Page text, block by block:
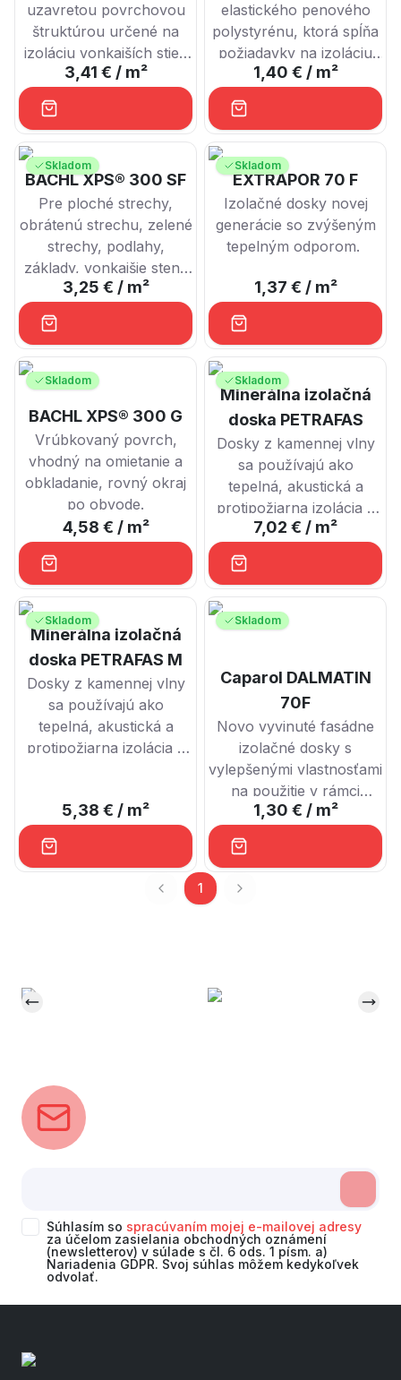
uzavretou povrchovou
štruktúrou určené na
izoláciu vonkajších stien
v priamom kontakte so
3,41 € / m²
elastického penového
polystyrénu, ktorá spĺňa
požiadavky na izoláciu
stavebného hluku a
1,40 € / m²
Skladom
BACHL XPS® 300 SF
Pre ploché strechy,
obrátenú strechu, zelené
strechy, podlahy,
základy, vonkajšie steny
v kontakte so zeminou.
3,25 € / m²
Skladom
EXTRAPOR 70 F
Izolačné dosky novej
generácie so zvýšeným
tepelným odporom.
1,37 € / m²
Skladom
BACHL XPS® 300 G
Vrúbkovaný povrch,
vhodný na omietanie a
obkladanie, rovný okraj
po obvode.
4,58 € / m²
Skladom
Minerálna izolačná
doska PETRAFAS
Dosky z kamennej vlny
sa používajú ako
tepelná, akustická a
protipožiarna izolácia v
exteriéri a interiéri budov.
7,02 € / m²
Skladom
Minerálna izolačná
doska PETRAFAS M
Dosky z kamennej vlny
sa používajú ako
tepelná, akustická a
protipožiarna izolácia v
5,38 € / m²
Skladom
Caparol DALMATIN
70F
Novo vyvinuté fasádne
izolačné dosky s
vylepšenými vlastnosťami
na použitie v rámci
tepelno izolačných
1,30 € / m²
1
Súhlasím so spracúvaním mojej e-mailovej adresy
za účelom zasielania obchodných oznámení
(newsletterov) v súlade s čl. 6 ods. 1 písm. a)
Nariadenia GDPR. Svoj súhlas môžem kedykoľvek
odvolať.